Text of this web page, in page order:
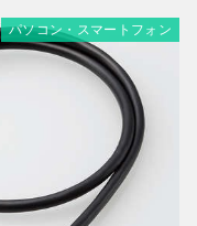
パソコン・スマートフォン